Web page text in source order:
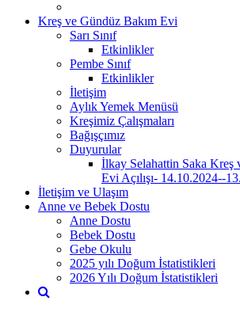
Kreş ve Gündüz Bakım Evi
Sarı Sınıf
Etkinlikler
Pembe Sınıf
Etkinlikler
İletişim
Aylık Yemek Menüsü
Kreşimiz Çalışmaları
Bağışçımız
Duyurular
İlkay Selahattin Saka Kreş
Evi Açılışı- 14.10.2024--
İletişim ve Ulaşım
Anne ve Bebek Dostu
Anne Dostu
Bebek Dostu
Gebe Okulu
2025 yılı Doğum İstatistikleri
2026 Yılı Doğum İstatistikleri